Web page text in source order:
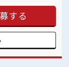
経験を活かしませ
ちょっとだけ…と
≫ もちろん男性
や友人と一緒にプ
服があるので、 毎
せる≫ 高時給だら
ます！ ピタっと定
する